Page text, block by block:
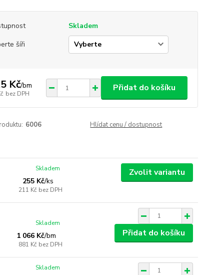
Skladem
šíři
Kč/bm
bez DPH
Přidat do košíku
6006 Hlídat cenu / dostupnost
255 Kč/ks
211 Kč bez DPH
Skladem Zvolit variantu
1 066 Kč/bm
881 Kč bez DPH
Skladem
Přidat do košíku
Skladem